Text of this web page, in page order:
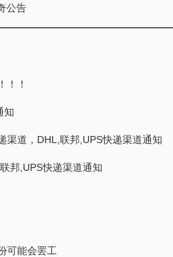
公告
！！
知
渠道，DHL,联邦,UPS快递渠道通知
邦,UPS快递渠道通知
可能会罢工